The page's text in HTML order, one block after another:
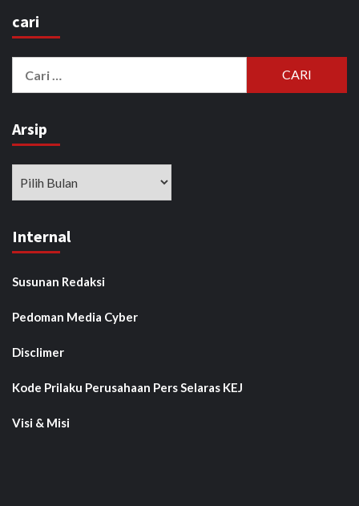
cari
Arsip
Internal
Susunan Redaksi
Pedoman Media Cyber
Disclimer
Kode Prilaku Perusahaan Pers Selaras KEJ
Visi & Misi